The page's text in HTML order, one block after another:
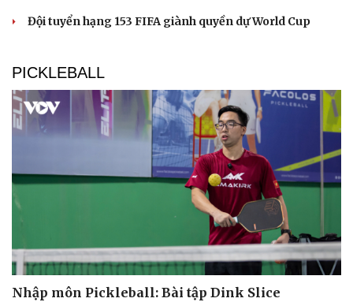
Săn Tour
check-in
Cửa sổ tình yêu
Kể chuyện cho bé
Hạt giống tâm hồn
Đội tuyển hạng 153 FIFA giành quyền dự World Cup
PICKLEBALL
Nhập môn Pickleball: Bài tập Dink Slice